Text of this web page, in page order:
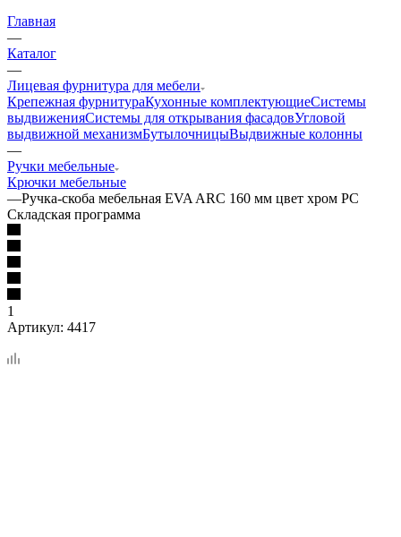
Главная
—
Каталог
—
Лицевая фурнитура для мебели
Крепежная фурнитураКухонные комплектующиеСистемы
выдвиженияСистемы для открывания фасадовУгловой
выдвижной механизмБутылочницыВыдвижные колонны
—
Ручки мебельные
Крючки мебельные
—Ручка-скоба мебельная EVA ARC 160 мм цвет хром PC
Складская программа
1
Артикул: 4417